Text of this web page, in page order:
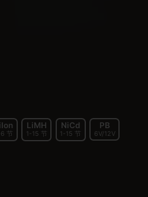
节
LiMH
1-15 节
NiCd
1-15 节
PB
6V/12V